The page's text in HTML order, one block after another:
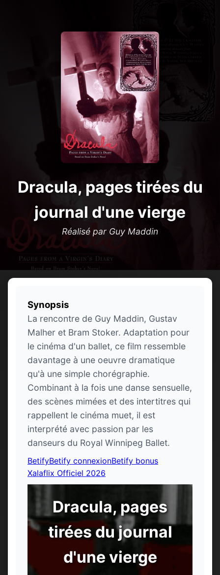
Dracula, pages tirées du
journal d'une vierge
Réalisé par Guy Maddin
Synopsis
La rencontre de Guy Maddin, Gustav
Malher et Bram Stoker. Adaptation pour
le cinéma d'un ballet, ce film ressemble
davantage à une oeuvre dramatique
qu'à une simple chorégraphie.
Combinant à la fois une danse sensuelle,
des scènes mimées et des intertitres qui
rappellent le cinéma muet, il est
interprété avec passion par les
danseurs du Royal Winnipeg Ballet.
BetifyBetify connexionBetify bonus
Xalaflix Officiel 2026
Dracula, pages
tirées du journal
d'une vierge